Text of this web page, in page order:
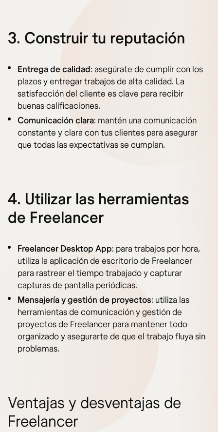
3. Construir tu reputación
Entrega de calidad: asegúrate de cumplir con los
plazos y entregar trabajos de alta calidad. La
satisfacción del cliente es clave para recibir
buenas calificaciones.
Comunicación clara: mantén una comunicación
constante y clara con tus clientes para asegurar
que todas las expectativas se cumplan.
4. Utilizar las herramientas
de Freelancer
Freelancer Desktop App: para trabajos por hora,
utiliza la aplicación de escritorio de Freelancer
para rastrear el tiempo trabajado y capturar
capturas de pantalla periódicas.
Mensajería y gestión de proyectos: utiliza las
herramientas de comunicación y gestión de
proyectos de Freelancer para mantener todo
organizado y asegurarte de que el trabajo fluya sin
problemas.
Ventajas y desventajas de
Freelancer